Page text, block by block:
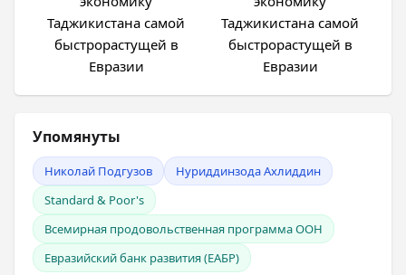
Упомянуты
Николай Подгузов
Нуриддинзода Ахлиддин
Standard & Poor's
Всемирная продовольственная программа ООН
Евразийский банк развития (ЕАБР)